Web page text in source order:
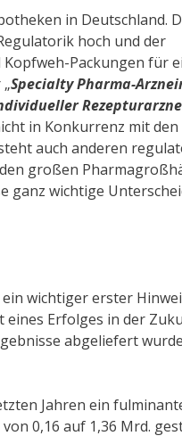
in Deutschland.
hoch und der
Packungen für
Specialty Pharma-
in Konkurrenz mit den
auch anderen
großen
ganz wichtige
wichtiger erster
eines Erfolges in der
abgeliefert
Jahren ein
0,16 auf 1,36 Mrd.